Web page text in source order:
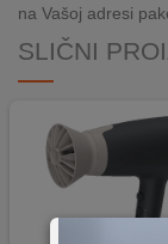
IZ
INOSTRANSTVA
OZNAKE
ENERGETSKE
UČINKOVITOSTI
na Vašoj adresi
SLIČNI